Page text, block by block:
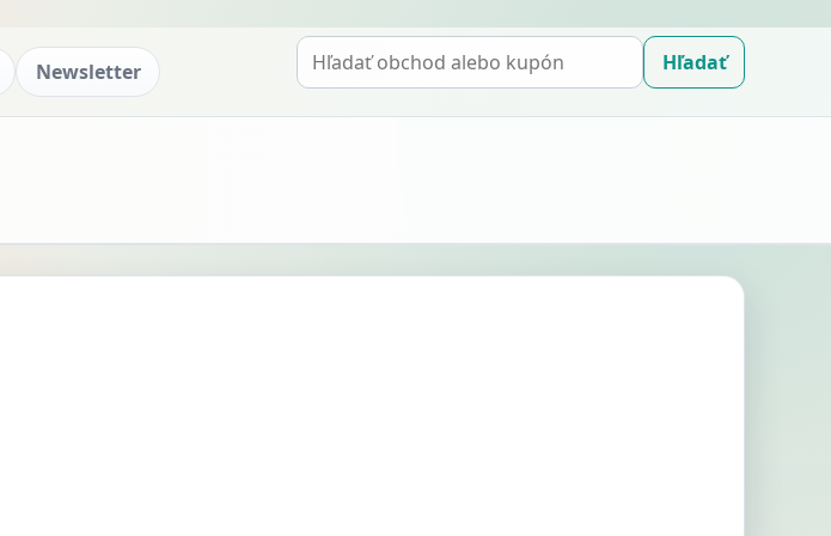
Newsletter
Hľadať
Hľadať